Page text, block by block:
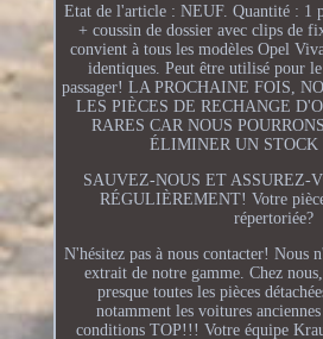
Etat de l'article : NEUF. Quantité : 1
+ coussin de dossier avec clips de
convient à tous les modèles Opel
identiques. Peut être utilisé pour
passager! LA PROCHAINE FOIS,
LES PIÈCES DE RECHANGE
RARES CAR NOUS
ÉLIMINER UN STOCK
SAUVEZ-NOUS ET ASSUREZ-
RÉGULIÈREMENT! Votre pièce
répertoriée?
N'hésitez pas à nous contacter! Nous
extrait de notre gamme. Chez
presque toutes les pièces
notamment les voitures
conditions TOP!!! Votre équipe